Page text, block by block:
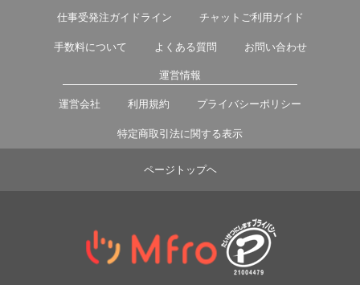
仕事受発注ガイドライン チャットご利用ガイド
手数料について よくある質問 お問い合わせ
運営情報
運営会社 利用規約 プライバシーポリシー
特定商取引法に関する表示
ページトップヘ